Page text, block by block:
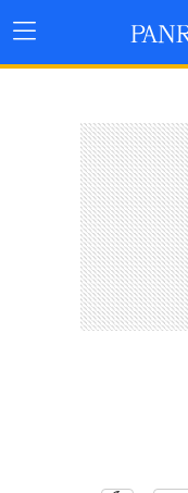
Menu
Principal